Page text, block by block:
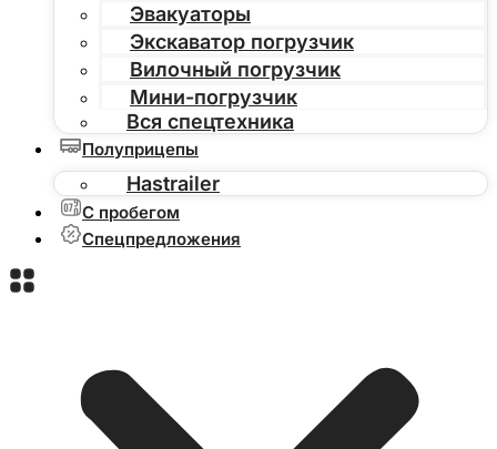
Эвакуаторы
Экскаватор погрузчик
Вилочный погрузчик
Мини-погрузчик
Вся спецтехника
Полуприцепы
Hastrailer
С пробегом
Спецпредложения